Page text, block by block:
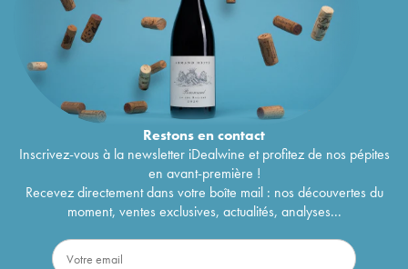
Restons encontact
Inscrivez-vous à la newsletter iDealwine et profitez de nos pépites
en avant-première !
Recevez directement dans votre boîte mail : nos découvertes du
moment, ventes exclusives, actualités, analyses...